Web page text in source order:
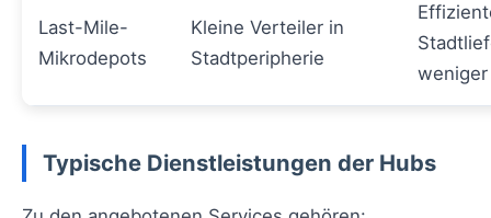
Last-Mile-
Mikrodepots
Kleine Verteiler in
Stadtperipherie
Typische Dienstleistungen der Hubs